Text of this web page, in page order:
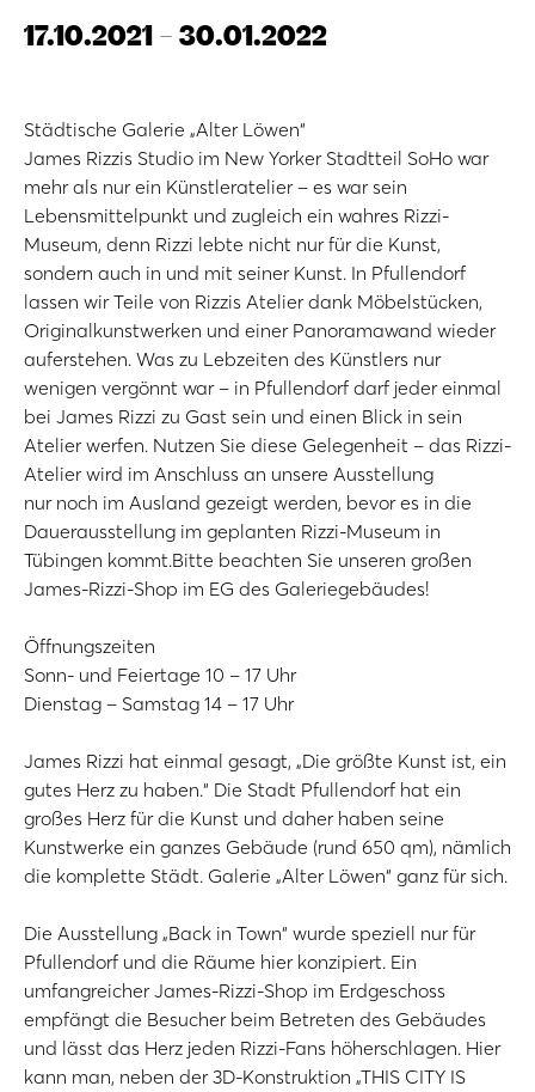
17.10.2021 - 30.01.2022
Städtische Galerie „Alter Löwen“
James Rizzis Studio im New Yorker Stadtteil SoHo war
mehr als nur ein Künstleratelier – es war sein
Lebensmittelpunkt und zugleich ein wahres Rizzi-
Museum, denn Rizzi lebte nicht nur für die Kunst,
sondern auch in und mit seiner Kunst. In Pfullendorf
lassen wir Teile von Rizzis Atelier dank Möbelstücken,
Originalkunstwerken und einer Panoramawand wieder
auferstehen. Was zu Lebzeiten des Künstlers nur
wenigen vergönnt war – in Pfullendorf darf jeder einmal
bei James Rizzi zu Gast sein und einen Blick in sein
Atelier werfen. Nutzen Sie diese Gelegenheit – das Rizzi-
Atelier wird im Anschluss an unsere Ausstellung
nur noch im Ausland gezeigt werden, bevor es in die
Dauerausstellung im geplanten Rizzi-Museum in
Tübingen kommt.Bitte beachten Sie unseren großen
James-Rizzi-Shop im EG des Galeriegebäudes!
Öffnungszeiten
Sonn- und Feiertage 10 – 17 Uhr
Dienstag – Samstag 14 – 17 Uhr
James Rizzi hat einmal gesagt, „Die größte Kunst ist, ein
gutes Herz zu haben.“ Die Stadt Pfullendorf hat ein
großes Herz für die Kunst und daher haben seine
Kunstwerke ein ganzes Gebäude (rund 650 qm), nämlich
die komplette Städt. Galerie „Alter Löwen“ ganz für sich.
Die Ausstellung „Back in Town“ wurde speziell nur für
Pfullendorf und die Räume hier konzipiert. Ein
umfangreicher James-Rizzi-Shop im Erdgeschoss
empfängt die Besucher beim Betreten des Gebäudes
und lässt das Herz jeden Rizzi-Fans höherschlagen. Hier
kann man, neben der 3D-Konstruktion „THIS CITY IS